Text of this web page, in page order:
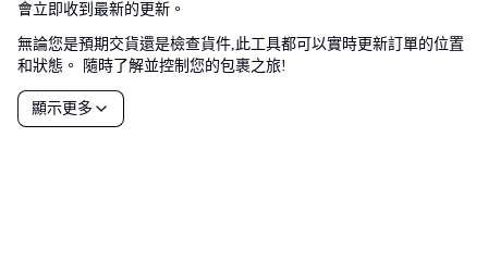
會立即收到最新的更新。
無論您是預期交貨還是檢查貨件,此工具都可以實時更新訂單的位置
和狀態。 隨時了解並控制您的包裹之旅!
顯示更多